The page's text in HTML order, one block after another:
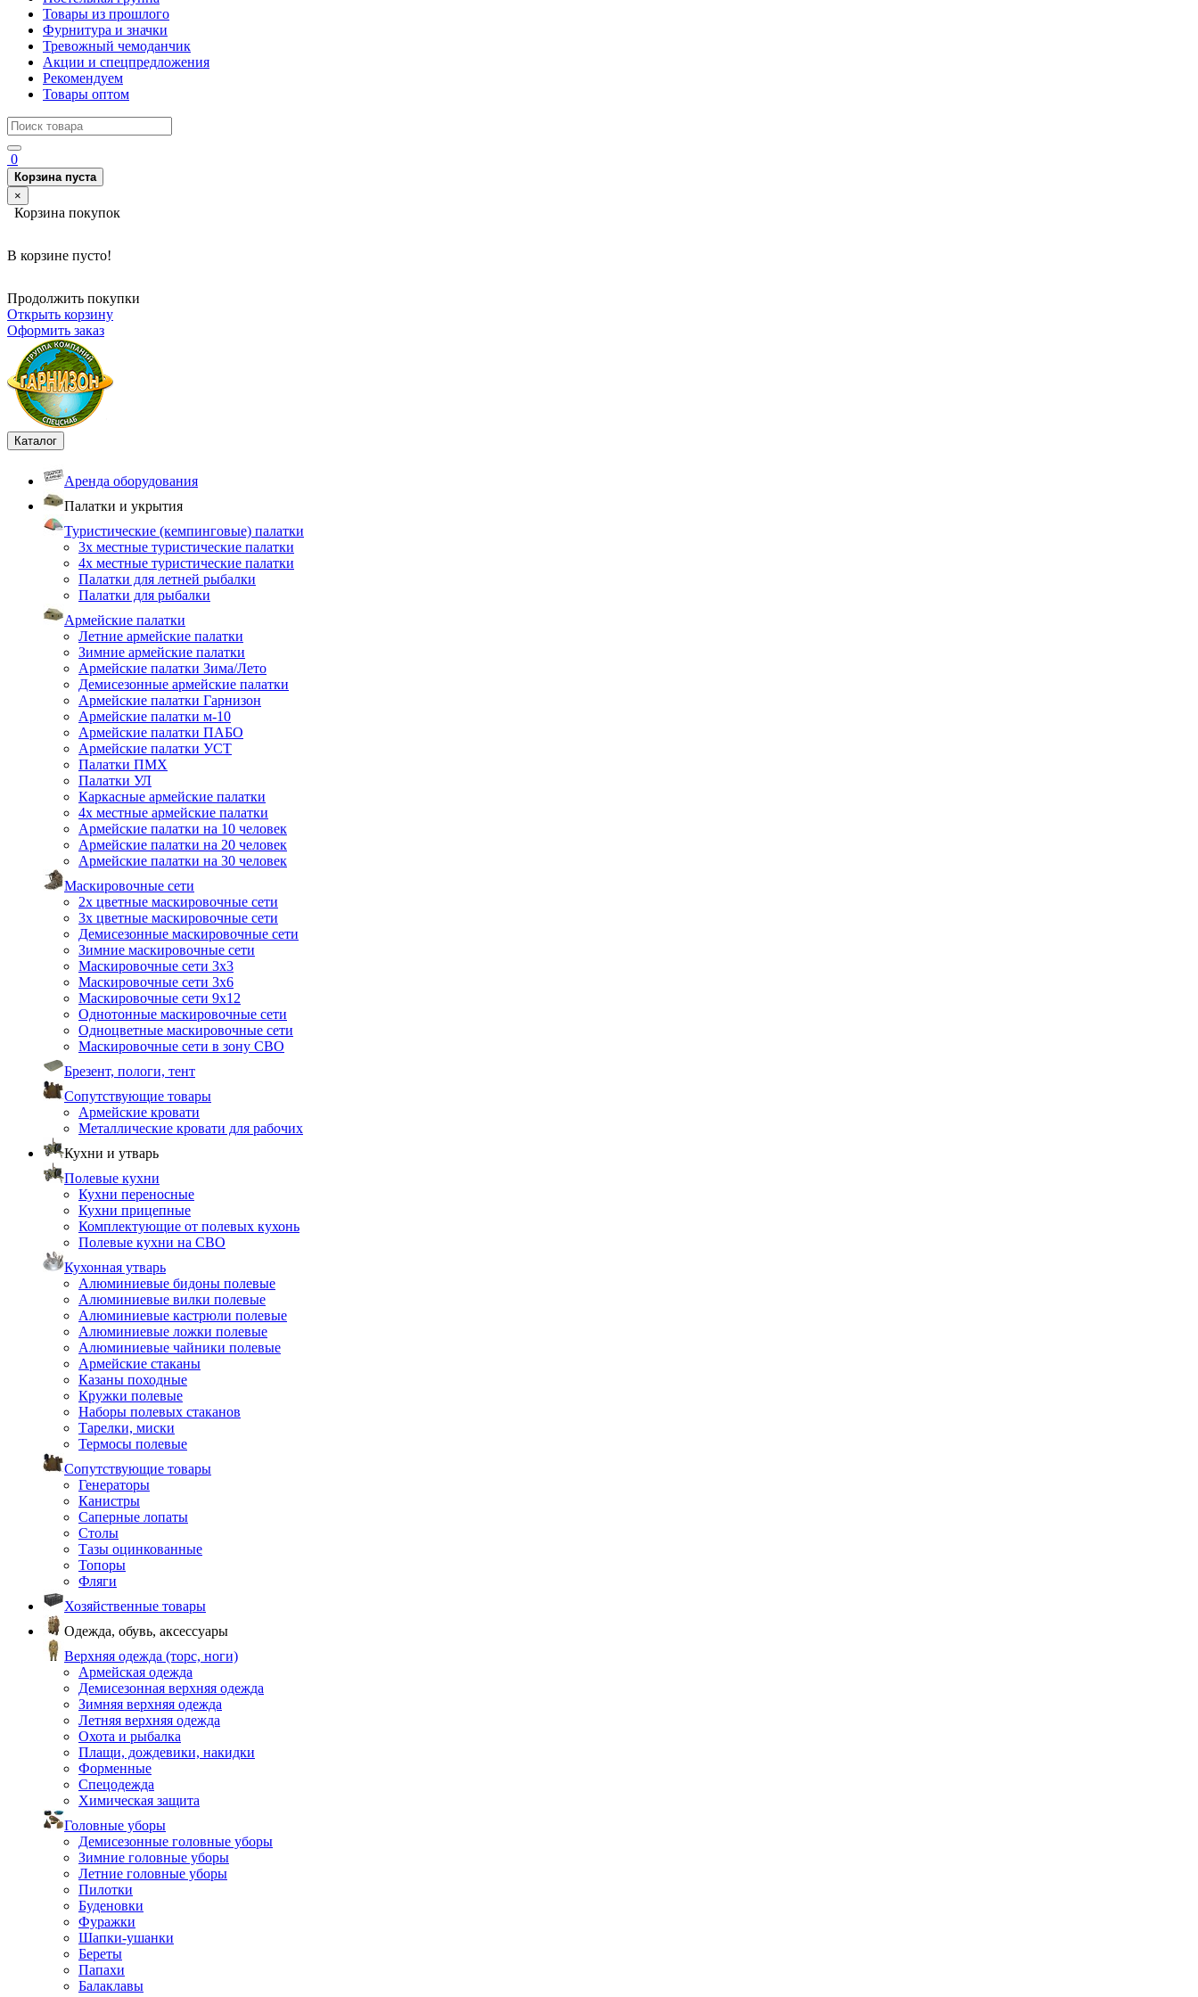
Товары из прошлого
Фурнитура и значки
Тревожный чемоданчик
Акции и спецпредложения
Рекомендуем
Товары оптом
0
Корзина пуста
×
Корзина покупок
В корзине пусто!
Продолжить покупки
Открыть корзину
Оформить заказ
Каталог
Аренда оборудования
Палатки и укрытия
Туристические (кемпинговые) палатки
3х местные туристические палатки
4х местные туристические палатки
Палатки для летней рыбалки
Палатки для рыбалки
Армейские палатки
Летние армейские палатки
Зимние армейские палатки
Армейские палатки Зима/Лето
Демисезонные армейские палатки
Армейские палатки Гарнизон
Армейские палатки м-10
Армейские палатки ПАБО
Армейские палатки УСТ
Палатки ПМХ
Палатки УЛ
Каркасные армейские палатки
4х местные армейские палатки
Армейские палатки на 10 человек
Армейские палатки на 20 человек
Армейские палатки на 30 человек
Маскировочные сети
2х цветные маскировочные сети
3х цветные маскировочные сети
Демисезонные маскировочные сети
Зимние маскировочные сети
Маскировочные сети 3х3
Маскировочные сети 3х6
Маскировочные сети 9х12
Однотонные маскировочные сети
Одноцветные маскировочные сети
Маскировочные сети в зону СВО
Брезент, пологи, тент
Сопутствующие товары
Армейские кровати
Металлические кровати для рабочих
Кухни и утварь
Полевые кухни
Кухни переносные
Кухни прицепные
Комплектующие от полевых кухонь
Полевые кухни на СВО
Кухонная утварь
Алюминиевые бидоны полевые
Алюминиевые вилки полевые
Алюминиевые кастрюли полевые
Алюминиевые ложки полевые
Алюминиевые чайники полевые
Армейские стаканы
Казаны походные
Кружки полевые
Наборы полевых стаканов
Тарелки, миски
Термосы полевые
Сопутствующие товары
Генераторы
Канистры
Саперные лопаты
Столы
Тазы оцинкованные
Топоры
Фляги
Хозяйственные товары
Одежда, обувь, аксессуары
Верхняя одежда (торс, ноги)
Армейская одежда
Демисезонная верхняя одежда
Зимняя верхняя одежда
Летняя верхняя одежда
Охота и рыбалка
Плащи, дождевики, накидки
Форменные
Спецодежда
Химическая защита
Головные уборы
Демисезонные головные уборы
Зимние головные уборы
Летние головные уборы
Пилотки
Буденовки
Фуражки
Шапки-ушанки
Береты
Папахи
Балаклавы